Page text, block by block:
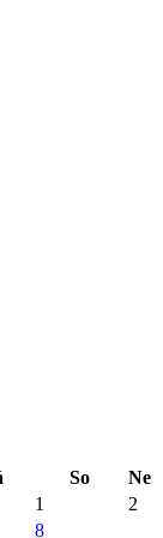
So
Ne
1 2
8